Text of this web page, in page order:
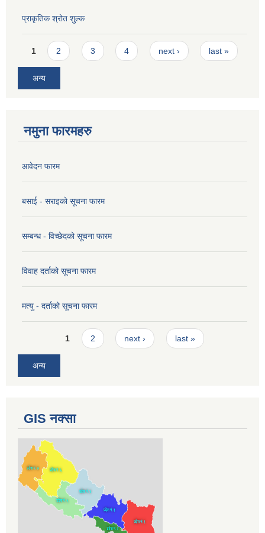
प्राकृतिक श्रोत शुल्क
Pages
1 2 3 4 next › last »
अन्य
नमुना फारमहरु
आवेदन फारम
बसाई - सराइको सूचना फारम
सम्बन्ध - विच्छेदको सूचना फारम
विवाह दर्ताको सूचना फारम
मत्यु - दर्ताको सूचना फारम
Pages1 2 next › last »
अन्य
GIS नक्सा